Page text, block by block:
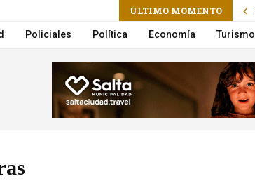
ÚLTIMO MOMENTO
suma un nuevo Móvil de Castración
Policiales Política Economía Turismo